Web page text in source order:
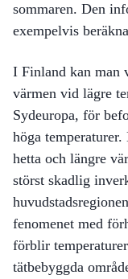
sommaren. Den
exempelvis
I Finland kan man
värmen vid lägre
Sydeuropa, för
höga
hetta och längre
störst skadlig
fenomenet med
förblir
tätbebyggda